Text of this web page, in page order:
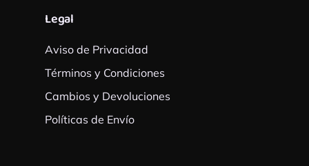
Legal
Aviso de Privacidad
Términos y Condiciones
Cambios y Devoluciones
Políticas de Envío